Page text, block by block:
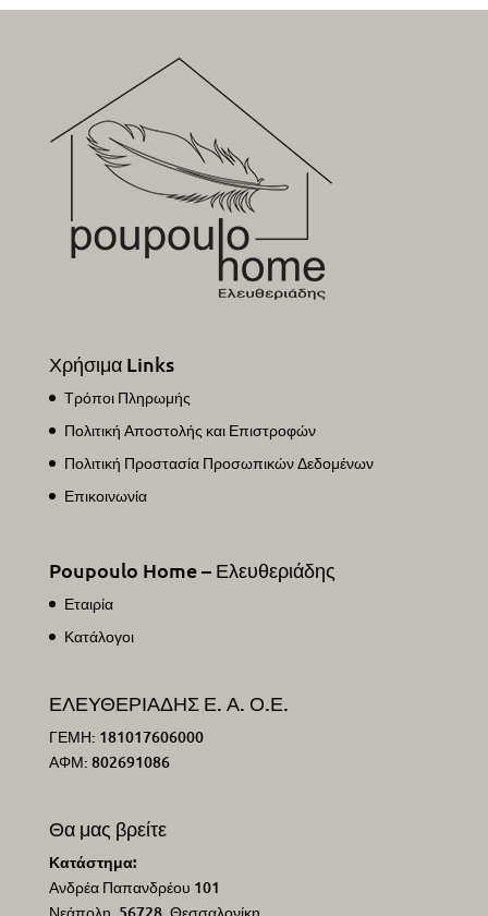
Χρήσιμα Links
Τρόποι Πληρωμής
Πολιτική Αποστολής και Επιστροφών
Πολιτική Προστασία Προσωπικών Δεδομένων
Επικοινωνία
Poupoulo Home – Ελευθεριάδης
Εταιρία
Κατάλογοι
ΕΛΕΥΘΕΡΙΑΔΗΣ Ε. Α. Ο.Ε.
ΓΕΜΗ: 181017606000
ΑΦΜ: 802691086
Θα μας βρείτε
Κατάστημα:
Ανδρέα Παπανδρέου 101